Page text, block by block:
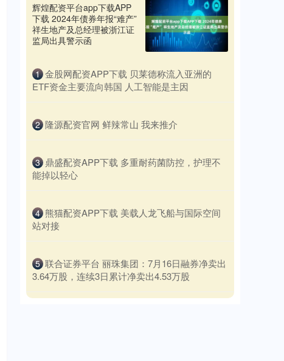
辉煌配资平台app下载APP
下载 2024年债券年报“难产”
祥生地产及总经理被浙江证
监局出具警示函
1 ​金股网配资APP下载 贝莱德称流入亚洲的
ETF资金主要流向韩国 人工智能是主因
2 ​隆源配资官网 鲜辣常山 我来推介
3 ​鼎盛配资APP下载 多重耐药菌防控，护理不
能掉以轻心
4 ​熊猫配资APP下载 美载人龙飞船与国际空间
站对接
5 ​联合证券平台 丽珠集团：7月16日融券净卖出
3.64万股，连续3日累计净卖出4.53万股